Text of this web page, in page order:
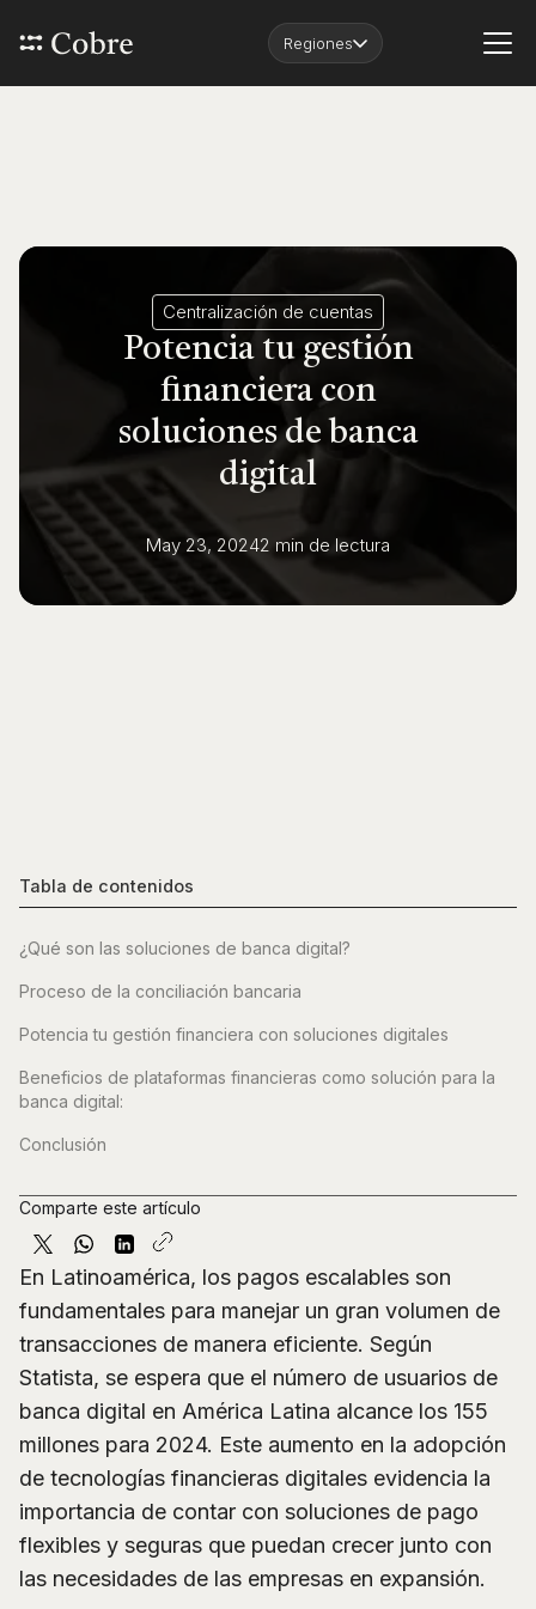
Regiones
Centralización de cuentas
Potencia tu gestión
financiera con
soluciones de banca
digital
May 23, 20242 min de lectura
Tabla de contenidos
¿Qué son las soluciones de banca digital?
Proceso de la conciliación bancaria
Potencia tu gestión financiera con soluciones digitales
Beneficios de plataformas financieras como solución para la
banca digital:
Conclusión
Comparte este artículo
En Latinoamérica, los pagos escalables son
fundamentales para manejar un gran volumen de
transacciones de manera eficiente. Según
Statista, se espera que el número de usuarios de
banca digital en América Latina alcance los 155
millones para 2024. Este aumento en la adopción
de tecnologías financieras digitales evidencia la
importancia de contar con soluciones de pago
flexibles y seguras que puedan crecer junto con
las necesidades de las empresas en expansión.